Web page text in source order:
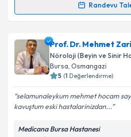
TakvimRandevu
Randevu Takvimi Talebi
Uzm. Dr. İrem Deniz
talebi oluşturun. Size bu
için bir takvim hazırlandığında
bilgilendireceğiz.
E-posta Adresiniz
Prof. Dr. Mehmet
Nöroloji (Beyin ve Sinir
Bursa, Osmangazi
5 (1 Değerlendirme)
selamunaleykum mehmet hocam
kavuştum eski hastalarinizdan...
Medicana Bursa Hastanesi